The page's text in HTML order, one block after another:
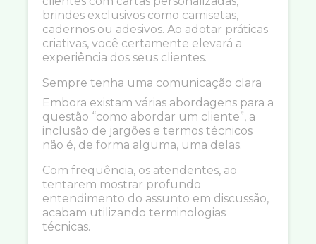
brindes exclusivos como camisetas,
cadernos ou adesivos. Ao adotar práticas
criativas, você certamente elevará a
experiência dos seus clientes.
Sempre tenha uma comunicação clara
Embora existam várias abordagens para a
questão “como abordar um cliente”, a
inclusão de jargões e termos técnicos
não é, de forma alguma, uma delas.
Com frequência, os atendentes, ao
tentarem mostrar profundo
entendimento do assunto em discussão,
acabam utilizando terminologias
técnicas.